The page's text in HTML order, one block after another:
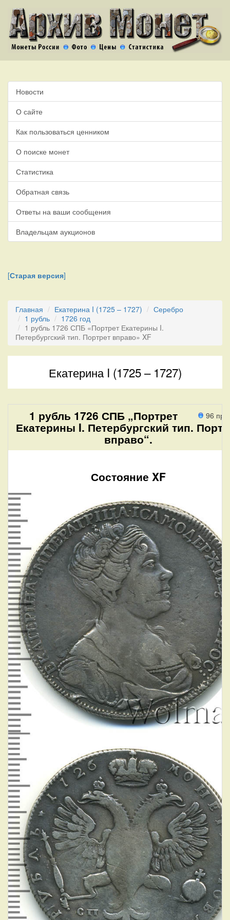
Новости
О сайте
Как пользоваться ценником
О поиске монет
Статистика
Обратная связь
Ответы на ваши сообщения
Владельцам аукционов
[Старая версия]
Главная Екатерина I (1725 – 1727)
Серебро
1 рубль
1726 год
1 рубль 1726 СПБ «Портрет Екатерины I.
Петербургский тип. Портрет вправо» XF
Екатерина I (1725 – 1727)
96
1 рубль 1726 СПБ „Портрет
Екатерины I. Петербургский тип.
вправо“.
Состояние XF